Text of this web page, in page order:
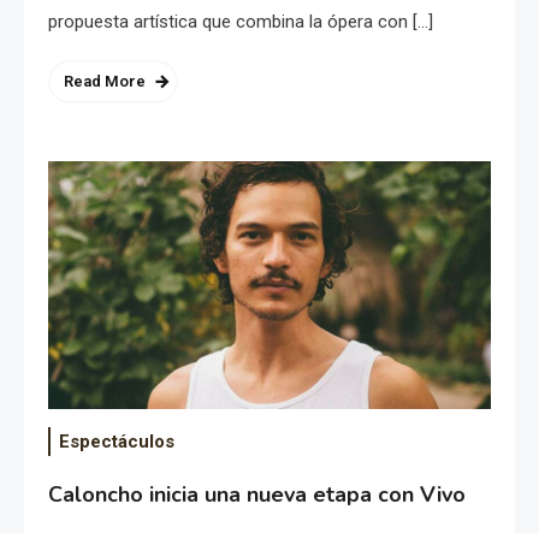
propuesta artística que combina la ópera con […]
Read More
Espectáculos
Caloncho inicia una nueva etapa con Vivo